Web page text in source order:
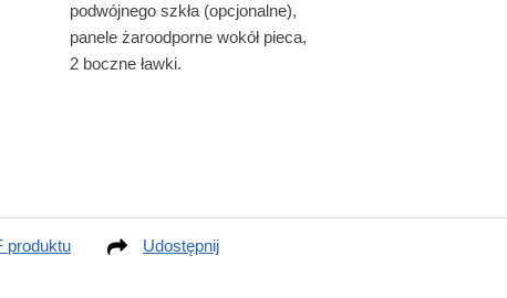
podwójnego szkła (opcjonalne),
panele żaroodporne wokół pieca,
2 boczne ławki.
produktu Udostępnij